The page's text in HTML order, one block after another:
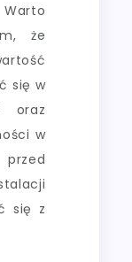
że
się w
oraz
w
się z